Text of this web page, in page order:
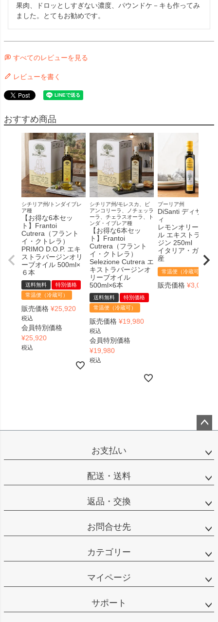
果肉、ドロッとしすぎない濃度、パウンドケ－キも作ってみ
ました。とてもお勧めです。
すべてのレビューを見る
レビューを書く
おすすめ商品
シチリア州/トンダイブレ
ア種
【お得な6本セッ
ト】Frantoi
Cutrera（フラント
イ・クトレラ）
PRIMO D.O.P. エキ
ストラバージンオリ
ーブオイル 500ml×
６本
送料無料
特別価格
常温便（冷蔵可）
販売価格 ¥25,920
税込
会員特別価格
¥25,920
税込
シチリア州/モレスカ、ビ
アンコリーラ、ノチェッラ
ーラ、チェラスオーラ、ト
ンダ・イブレア種
【お得な6本セッ
ト】Frantoi
Cutrera（フラント
イ・クトレラ）
Selezione Cutrera エ
キストラバージンオ
リーブオイル
500ml×6本
送料無料
特別価格
常温便（冷蔵可）
販売価格 ¥19,980
税込
会員特別価格
¥19,980
税込
プーリア州
DiSanti ディサンテ
ィ
レモンオリーブオ
ル エキストラヴァ
ジン 250ml
イタリア・ガルガ
産
常温便（冷蔵可）
販売価格 ¥3,078
ップ
お支払い
配送・送料
返品・交換
お問合せ先
カテゴリー
マイページ
サポート